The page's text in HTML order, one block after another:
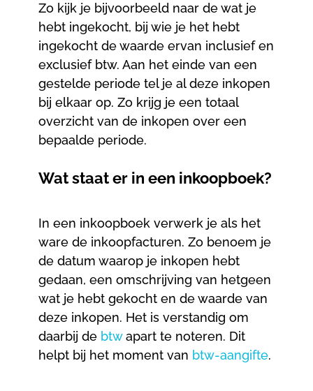
Zo kijk je bijvoorbeeld naar de wat je
hebt ingekocht, bij wie je het hebt
ingekocht de waarde ervan inclusief en
exclusief btw. Aan het einde van een
gestelde periode tel je al deze inkopen
bij elkaar op. Zo krijg je een totaal
overzicht van de inkopen over een
bepaalde periode.
Wat staat er in een inkoopboek?
In een inkoopboek verwerk je als het
ware de inkoopfacturen. Zo benoem je
de datum waarop je inkopen hebt
gedaan, een omschrijving van hetgeen
wat je hebt gekocht en de waarde van
deze inkopen. Het is verstandig om
daarbij de btwapart te noteren. Dit
helpt bij het moment van btw-aangifte.